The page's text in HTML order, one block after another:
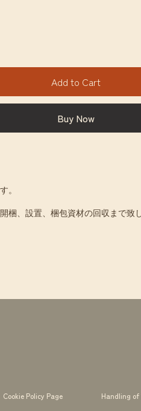
Add to Cart
Buy Now
。
梱、設置、梱包資材の回収まで致し
Cookie Policy Page